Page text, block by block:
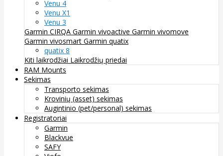
Venu 4
Venu X1
Venu 3
Garmin CIRQA Garmin vivoactive Garmin vivomove
Garmin vivosmart Garmin quatix
quatix 8
Kiti laikrodžiai Laikrodžių priedai
RAM Mounts
Sekimas
Transporto sekimas
Krovinių (asset) sekimas
Augintinio (pet/personal) sekimas
Registratoriai
Garmin
Blackvue
SAFY